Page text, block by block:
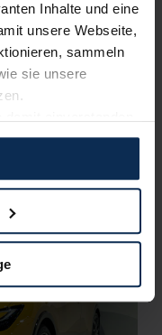
Inhalte und eine
unsere Webseite,
sammeln
sie unsere
Service zu
weiterzugeben,
Sie dem nicht
uns auf die
Sie somit nicht
unterstützen.
anpassen oder
feiert
Dot Awards
In der Version
drei Ausstattungen